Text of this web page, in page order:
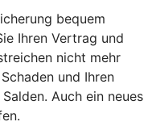
bequem
Ihren Vertrag und
nicht mehr
und Ihren
Auch ein neues